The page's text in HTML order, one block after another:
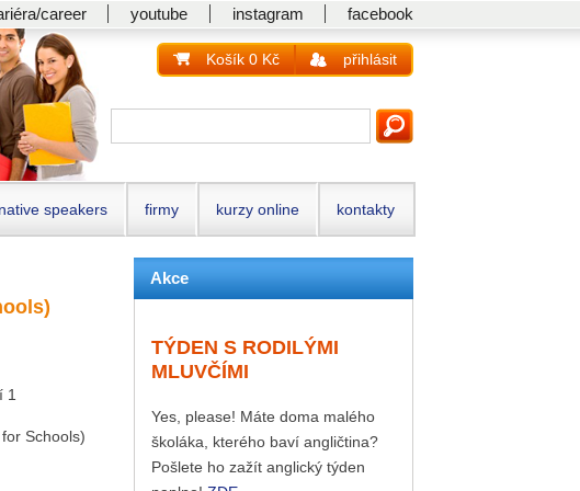
career youtube instagram facebook
Košík 0 Kč přihlásit
speakers firmy kurzy online kontakty
1
Schools)
Akce
TÝDEN S RODILÝMI
MLUVČÍMI
Yes, please! Máte doma malého
školáka, kterého baví angličtina?
Pošlete ho zažít anglický týden